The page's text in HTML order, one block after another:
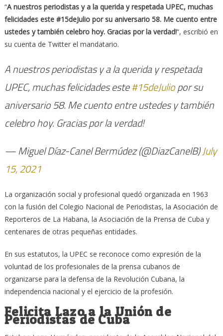
“A nuestros periodistas y a la querida y respetada UPEC, muchas
felicidades este #15deJulio por su aniversario 58. Me cuento entre
ustedes y también celebro hoy. Gracias por la verdad!“, escribió en
su cuenta de Twitter el mandatario.
A nuestros periodistas y a la querida y respetada
UPEC, muchas felicidades este#15deJuliopor su
aniversario 58. Me cuento entre ustedes y también
celebro hoy. Gracias por la verdad!
— Miguel Díaz-Canel Bermúdez (@DiazCanelB)July
15, 2021
La organización social y profesional quedó organizada en 1963
con la fusión del Colegio Nacional de Periodistas, la Asociación de
Reporteros de La Habana, la Asociación de la Prensa de Cuba y
centenares de otras pequeñas entidades.
En sus estatutos, la UPEC se reconoce como expresión de la
voluntad de los profesionales de la prensa cubanos de
organizarse para la defensa de la Revolución Cubana, la
independencia nacional y el ejercicio de la profesión.
Felicita Lazo a la Unión de
Periodistas de Cuba